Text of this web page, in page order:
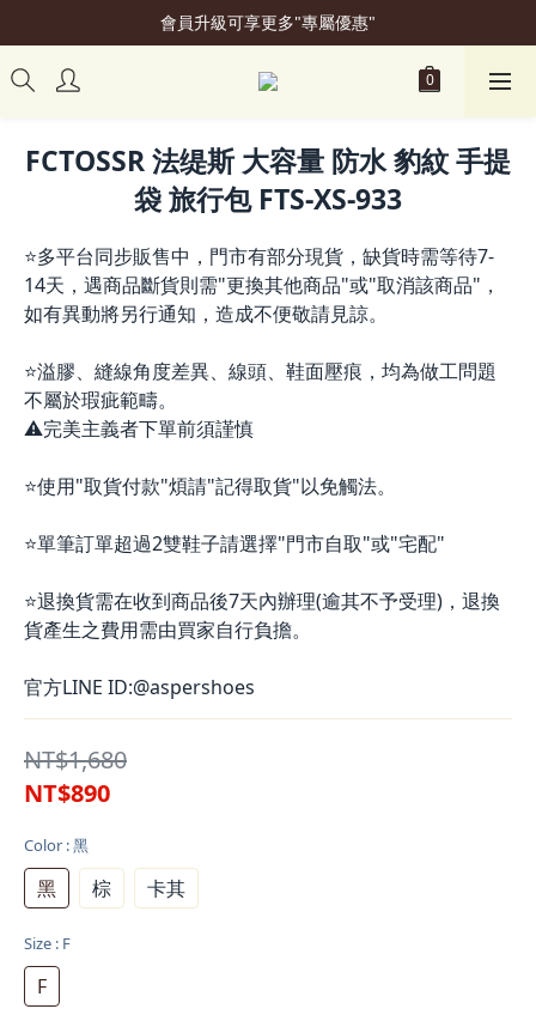
加入會員立即贈50元購物金
會員升級可享更多"專屬優惠"
加入會員立即贈50元購物金
FCTOSSR 法缇斯 大容量 防水 豹紋 手提
袋 旅行包 FTS-XS-933
⭐多平台同步販售中，門市有部分現貨，缺貨時需等待7-
14天，遇商品斷貨則需"更換其他商品"或"取消該商品"，
如有異動將另行通知，造成不便敬請見諒。
⭐溢膠、縫線角度差異、線頭、鞋面壓痕，均為做工問題
不屬於瑕疵範疇。
⚠️完美主義者下單前須謹慎
⭐使用"取貨付款"煩請"記得取貨"以免觸法。
⭐單筆訂單超過2雙鞋子請選擇"門市自取"或"宅配"
⭐退換貨需在收到商品後7天內辦理(逾其不予受理)，退換
貨產生之費用需由買家自行負擔。
官方LINE ID:@aspershoes
NT$1,680
NT$890
Color : 黑
黑 棕 卡其
Size : F
F